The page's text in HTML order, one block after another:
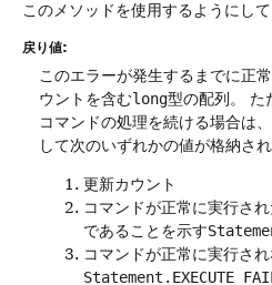
このメソッドを使用するようにして
戻り値:
このエラーが発生するまでに正
ウントを含むlong型の配列。
た
コマンドの処理を続ける場合は
して次のいずれかの値が格納され
更新カウント
コマンドが正常に実行さ
であることを示す
コマンドが正常に実行さ